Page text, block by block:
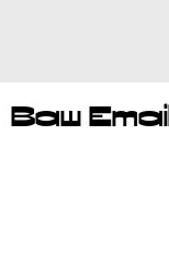
Ваш Email